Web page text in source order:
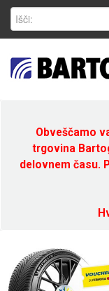
Obveščamo
trgovina
delovnem času.